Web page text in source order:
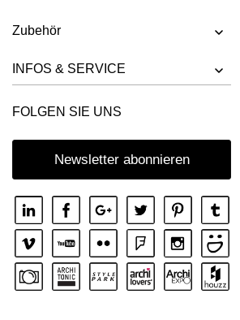
Zubehör
INFOS & SERVICE
FOLGEN SIE UNS
Newsletter abonnieren